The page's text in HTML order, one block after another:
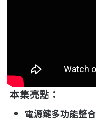
本集亮點：
電源鍵多功能整合